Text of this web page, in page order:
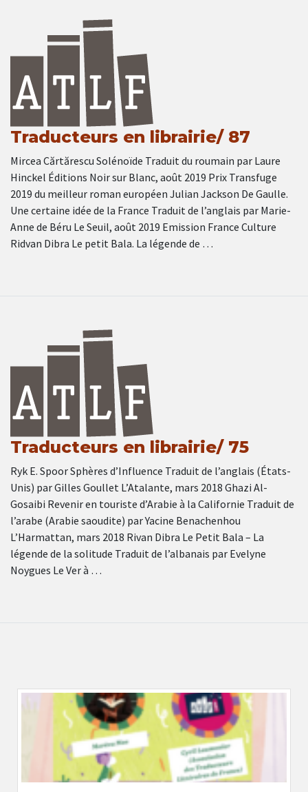
Traducteurs en librairie/ 87
Mircea Cărtărescu Solénoïde Traduit du roumain par Laure
Hinckel Éditions Noir sur Blanc, août 2019 Prix Transfuge
2019 du meilleur roman européen Julian Jackson De Gaulle.
Une certaine idée de la France Traduit de l’anglais par Marie-
Anne de Béru Le Seuil, août 2019 Emission France Culture
Ridvan Dibra Le petit Bala. La légende de …
Traducteurs en librairie/ 75
Ryk E. Spoor Sphères d’Influence Traduit de l’anglais (États-
Unis) par Gilles Goullet L’Atalante, mars 2018 Ghazi Al-
Gosaibi Revenir en touriste d’Arabie à la Californie Traduit de
l’arabe (Arabie saoudite) par Yacine Benachenhou
L’Harmattan, mars 2018 Rivan Dibra Le Petit Bala – La
légende de la solitude Traduit de l’albanais par Evelyne
Noygues Le Ver à …